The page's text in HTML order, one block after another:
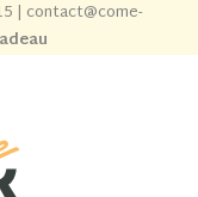
| contact@come-